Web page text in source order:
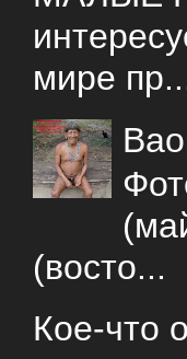
мире
(восто...
Кое-что